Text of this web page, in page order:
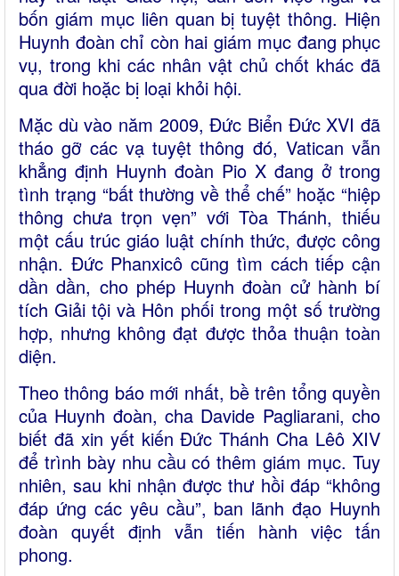
bốn giám mục liên quan bị tuyệt thông. Hiện
Huynh đoàn chỉ còn hai giám mục đang phục
vụ, trong khi các nhân vật chủ chốt khác đã
qua đời hoặc bị loại khỏi hội.
Mặc dù vào năm 2009, Đức Biển Đức XVI đã
tháo gỡ các vạ tuyệt thông đó, Vatican vẫn
khẳng định Huynh đoàn Pio X đang ở trong
tình trạng “bất thường về thể chế” hoặc “hiệp
thông chưa trọn vẹn” với Tòa Thánh, thiếu
một cấu trúc giáo luật chính thức, được công
nhận. Đức Phanxicô cũng tìm cách tiếp cận
dần dần, cho phép Huynh đoàn cử hành bí
tích Giải tội và Hôn phối trong một số trường
hợp, nhưng không đạt được thỏa thuận toàn
diện.
Theo thông báo mới nhất, bề trên tổng quyền
của Huynh đoàn, cha Davide Pagliarani, cho
biết đã xin yết kiến Đức Thánh Cha Lêô XIV
để trình bày nhu cầu có thêm giám mục. Tuy
nhiên, sau khi nhận được thư hồi đáp “không
đáp ứng các yêu cầu”, ban lãnh đạo Huynh
đoàn quyết định vẫn tiến hành việc tấn
phong.